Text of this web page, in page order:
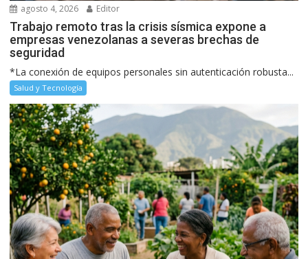
agosto 4, 2026 Editor
Trabajo remoto tras la crisis sísmica expone a
empresas venezolanas a severas brechas de
seguridad
*La conexión de equipos personales sin autenticación robusta...
Salud y Tecnología